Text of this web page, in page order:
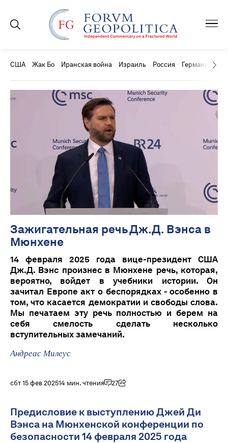
США Жак Бо Иранская война Израиль Россия Германия
Зажигательная речь Дж.Д. Вэнса в
Мюнхене
14 февраля 2025 года вице-президент США
Дж.Д. Вэнс произнес в Мюнхене речь, которая,
вероятно, войдет в учебники истории. Он
зачитал Европе акт о беспорядках - особенно в
том, что касается демократии и свободы слова.
Мы печатаем эту речь полностью и берем на
себя смелость сделать несколько
вступительных замечаний.
Андреас Милеус
сбт 15 фев 202514 мин. чтения 27
Предисловие к выступлению Джей Ди
Вэнса на Мюнхенской конференции по
безопасности 14 февраля 2025 года